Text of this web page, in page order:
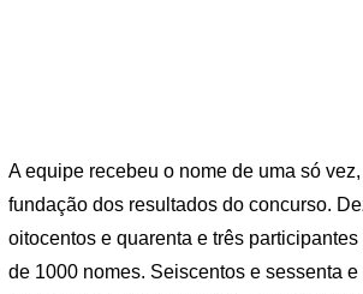
A equipe recebeu o nome de uma só
fundação dos resultados do concurso.
oitocentos e quarenta e três
de 1000 nomes. Seiscentos e sessenta